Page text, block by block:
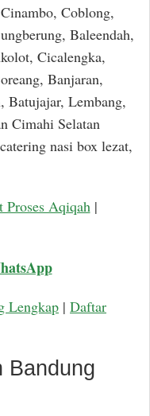
Coblong,
Baleendah,
Cicalengka,
Banjaran,
Batujajar, Lembang,
Cimahi Selatan
nasi box lezat,
Proses Aqiqah|
Lengkap | Daftar
Bandung